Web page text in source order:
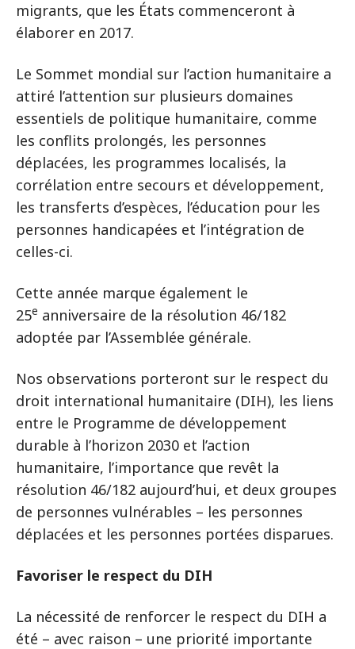
migrants, que les États commenceront à
élaborer en 2017.
Le Sommet mondial sur l’action humanitaire a
attiré l’attention sur plusieurs domaines
essentiels de politique humanitaire, comme
les conflits prolongés, les personnes
déplacées, les programmes localisés, la
corrélation entre secours et développement,
les transferts d’espèces, l’éducation pour les
personnes handicapées et l’intégration de
celles-ci.
Cette année marque également le
25e anniversaire de la résolution 46/182
adoptée par l’Assemblée générale.
Nos observations porteront sur le respect du
droit international humanitaire (DIH), les liens
entre le Programme de développement
durable à l’horizon 2030 et l’action
humanitaire, l’importance que revêt la
résolution 46/182 aujourd’hui, et deux groupes
de personnes vulnérables – les personnes
déplacées et les personnes portées disparues.
Favoriser le respect du DIH
La nécessité de renforcer le respect du DIH a
été – avec raison – une priorité importante